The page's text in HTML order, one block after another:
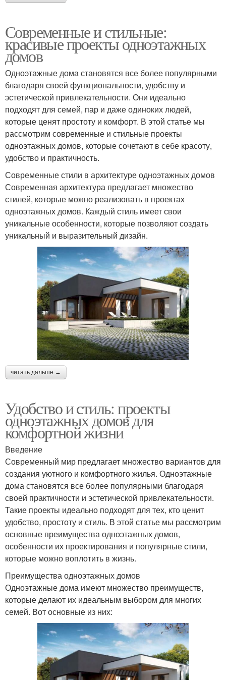
Современные и стильные:
красивые проекты одноэтажных
домов
Одноэтажные дома становятся все более популярными
благодаря своей функциональности, удобству и
эстетической привлекательности. Они идеально
подходят для семей, пар и даже одиноких людей,
которые ценят простоту и комфорт. В этой статье мы
рассмотрим современные и стильные проекты
одноэтажных домов, которые сочетают в себе красоту,
удобство и практичность.
Современные стили в архитектуре одноэтажных домов
Современная архитектура предлагает множество
стилей, которые можно реализовать в проектах
одноэтажных домов. Каждый стиль имеет свои
уникальные особенности, которые позволяют создать
уникальный и выразительный дизайн.
читать дальше →
Удобство и стиль: проекты
одноэтажных домов для
комфортной жизни
Введение
Современный мир предлагает множество вариантов для
создания уютного и комфортного жилья. Одноэтажные
дома становятся все более популярными благодаря
своей практичности и эстетической привлекательности.
Такие проекты идеально подходят для тех, кто ценит
удобство, простоту и стиль. В этой статье мы рассмотрим
основные преимущества одноэтажных домов,
особенности их проектирования и популярные стили,
которые можно воплотить в жизнь.
Преимущества одноэтажных домов
Одноэтажные дома имеют множество преимуществ,
которые делают их идеальным выбором для многих
семей. Вот основные из них: